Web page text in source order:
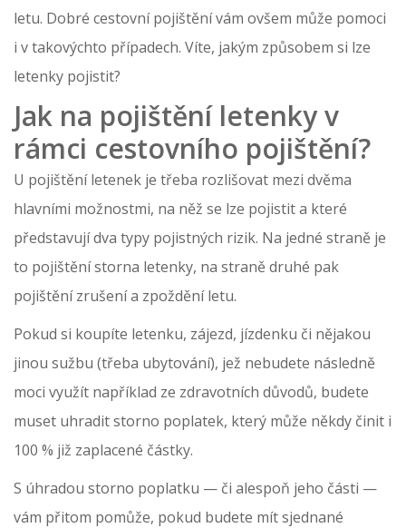
letu. Dobré cestovní pojištění vám ovšem může pomoci
i v takovýchto případech. Víte, jakým způsobem si lze
letenky pojistit?
Jak na pojištění letenky v
rámci cestovního pojištění?
U pojištění letenek je třeba rozlišovat mezi dvěma
hlavními možnostmi, na něž se lze pojistit a které
představují dva typy pojistných rizik. Na jedné straně je
to pojištění storna letenky, na straně druhé pak
pojištění zrušení a zpoždění letu.
Pokud si koupíte letenku, zájezd, jízdenku či nějakou
jinou sužbu (třeba ubytování), jež nebudete následně
moci využít například ze zdravotních důvodů, budete
muset uhradit storno poplatek, který může někdy činit i
100 % již zaplacené částky.
S úhradou storno poplatku — či alespoň jeho části —
vám přitom pomůže, pokud budete mít sjednané